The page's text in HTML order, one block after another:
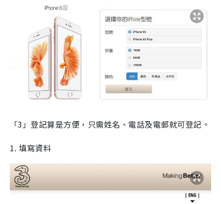
「3」登記算是方便，只需姓名、電話及電郵就可登記。
1. 填寫資料